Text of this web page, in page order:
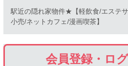
駅近の隠れ家物件★【軽飲食/エステ
小売/ネットカフェ/漫画喫茶】
会員登録・ロ